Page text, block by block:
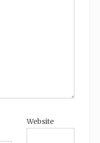
Website